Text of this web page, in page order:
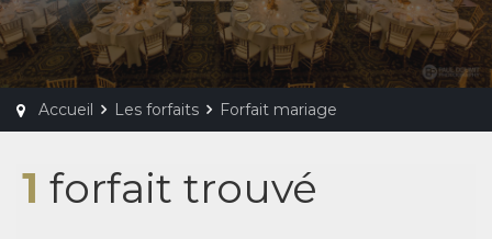
Accueil Les forfaits Forfait mariage
1 forfait trouvé